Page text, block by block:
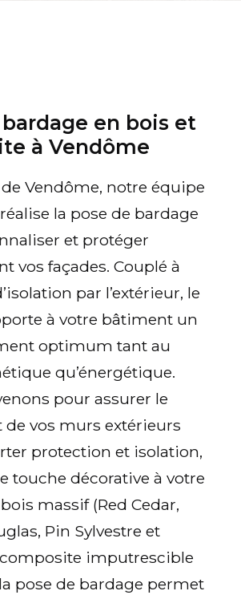
bardage en bois et
à Vendôme
Vendôme, notre équipe
la pose de bardage
et protéger
vos façades. Couplé à
par l’extérieur, le
à votre bâtiment un
optimum tant au
qu’énergétique.
pour assurer le
de vos murs extérieurs
protection et isolation,
touche décorative à votre
massif (Red Cedar,
Pin Sylvestre et
imputrescible
pose de bardage permet